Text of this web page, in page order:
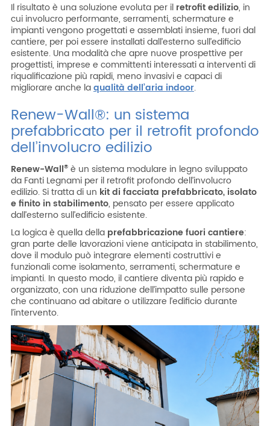
Il risultato è una soluzione evoluta per il retrofit edilizio, in
cui involucro performante, serramenti, schermature e
impianti vengono progettati e assemblati insieme, fuori dal
cantiere, per poi essere installati dall’esterno sull’edificio
esistente. Una modalità che apre nuove prospettive per
progettisti, imprese e committenti interessati a interventi di
riqualificazione più rapidi, meno invasivi e capaci di
migliorare anche laqualità dell’aria indoor.
Renew-Wall®: un sistema
prefabbricato per il retrofit profondo
dell’involucro edilizio
Renew-Wall®è un sistema modulare in legno sviluppato
da Fanti Legnami per il retrofit profondo dell’involucro
edilizio. Si tratta di un kit di facciata prefabbricato, isolato
e finito in stabilimento, pensato per essere applicato
dall’esterno sull’edificio esistente.
La logica è quella della prefabbricazione fuori cantiere:
gran parte delle lavorazioni viene anticipata in stabilimento,
dove il modulo può integrare elementi costruttivi e
funzionali come isolamento, serramenti, schermature e
impianti. In questo modo, il cantiere diventa più rapido e
organizzato, con una riduzione dell’impatto sulle persone
che continuano ad abitare o utilizzare l’edificio durante
l’intervento.